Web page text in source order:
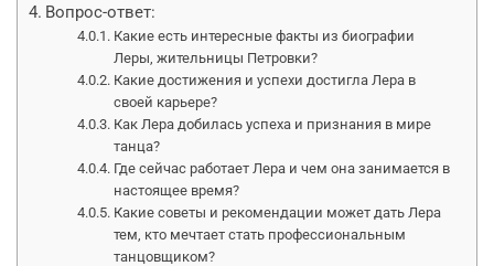
Вопрос-ответ:
Какие есть интересные факты из биографии
Леры, жительницы Петровки?
Какие достижения и успехи достигла Лера в
своей карьере?
Как Лера добилась успеха и признания в мире
танца?
Где сейчас работает Лера и чем она занимается в
настоящее время?
Какие советы и рекомендации может дать Лера
тем, кто мечтает стать профессиональным
танцовщиком?